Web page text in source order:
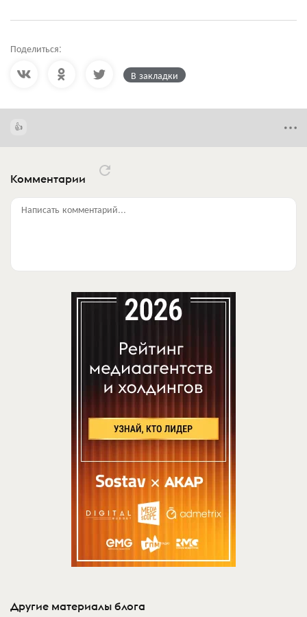
Поделиться:
В закладки
Комментарии
Написать комментарий...
Другие материалы блога